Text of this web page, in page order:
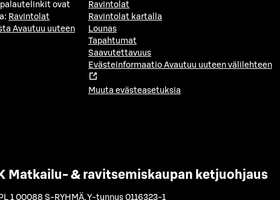
ovat
Ravintolat
Avautuu uuteen
Ravintolat
Ravintolat kartalla
Lounas
Tapahtumat
Saavutettavuus
Evästeinformaatio Avautuu uuteen välilehteen
Muuta evästeasetuksia
Matkailu- & ravitsemiskaupan ketjuohjaus
1 00088 S-RYHMÄ,Y-tunnus 0116323-1